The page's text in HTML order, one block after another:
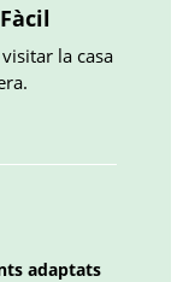
la casa
adaptats